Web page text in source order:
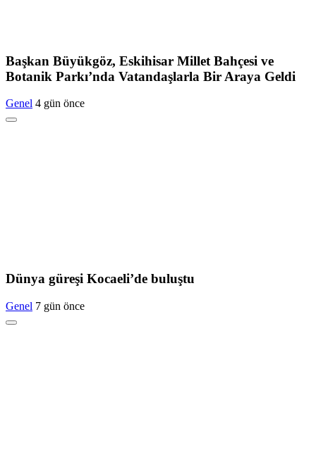
Başkan Büyükgöz, Eskihisar Millet Bahçesi ve
Botanik Parkı’nda Vatandaşlarla Bir Araya Geldi
Genel 4 gün önce
Dünya güreşi Kocaeli’de buluştu
Genel 7 gün önce